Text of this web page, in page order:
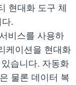
현대화 도구 체
.
비스를 사용하
케이션을 현대화
습니다. 자동화
물론 데이터 복